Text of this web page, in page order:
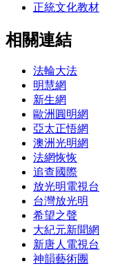
正統文化教材
相關連結
法輪大法
明慧網
新生網
歐洲圓明網
亞太正悟網
澳洲光明網
法網恢恢
追查國際
放光明電視台
台灣放光明
希望之聲
大紀元新聞網
新唐人電視台
神韻藝術團